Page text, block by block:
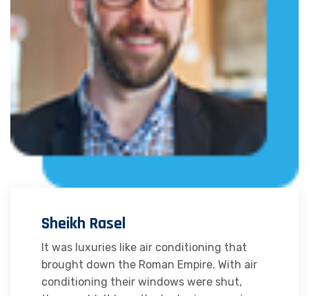
Sheikh Rasel
It was luxuries like air conditioning that
brought down the Roman Empire. With air
conditioning their windows were shut,